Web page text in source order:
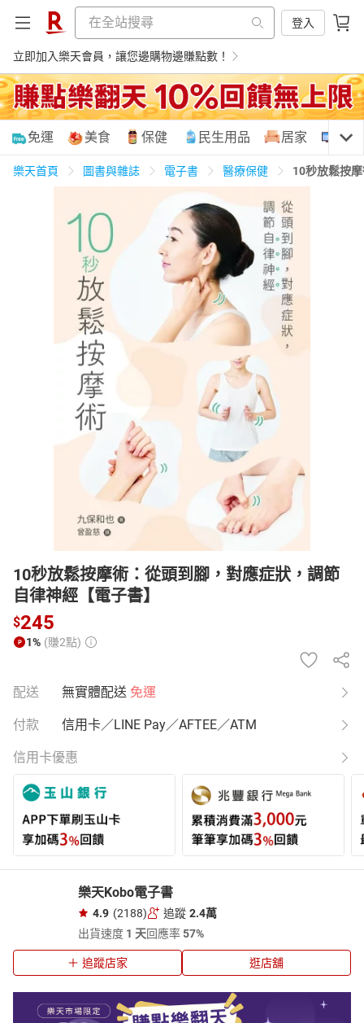
登入
立即加入樂天會員，讓您邊購物邊賺點數！
購物網分類
天天免運 養生保健 民生用品
運動休閒 親子玩具
化妝保養
電子/紙本書
HOT
免運 美食 保健 民生用品 居家 3C
樂天首頁 圖書與雜誌 電子書 醫療保健 10秒放鬆按
10秒放鬆按摩術：從頭到腳，對應症狀，調節
自律神經【電子書】
$245
1% (賺2點)
配送 無實體配送 免運
付款 信用卡／LINE Pay／AFTEE／ATM
信用卡優惠
樂天Kobo電子書
4.9 (2188) 追蹤 2.4萬
出貨速度 1 天回應率57%
追蹤店家 逛店舖